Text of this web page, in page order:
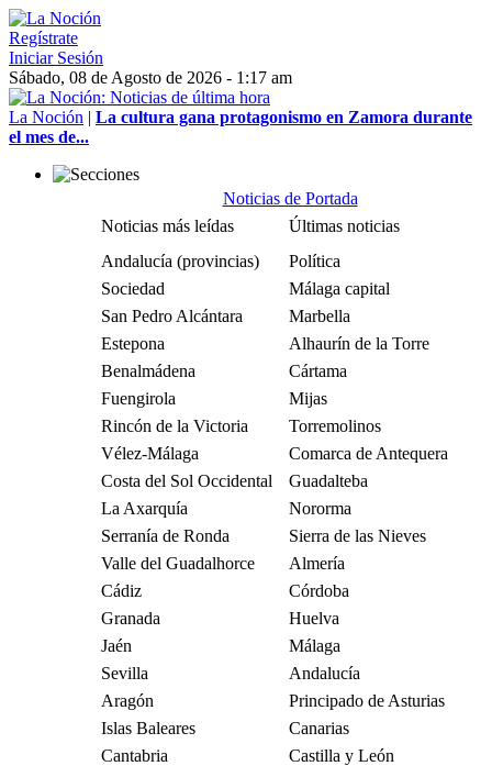
Regístrate
Iniciar Sesión
Sábado, 08 de Agosto de 2026 - 1:17 am
La Noción | La cultura gana protagonismo en Zamora durante
el mes de...
Noticias de Portada
Noticias más leídas
Últimas noticias
Andalucía (provincias)
Política
Sociedad
Málaga capital
San Pedro Alcántara
Marbella
Estepona
Alhaurín de la Torre
Benalmádena
Cártama
Fuengirola
Mijas
Rincón de la Victoria
Torremolinos
Vélez-Málaga
Comarca de Antequera
Costa del Sol Occidental
Guadalteba
La Axarquía
Nororma
Serranía de Ronda
Sierra de las Nieves
Valle del Guadalhorce
Almería
Cádiz
Córdoba
Granada
Huelva
Jaén
Málaga
Sevilla
Andalucía
Aragón
Principado de Asturias
Islas Baleares
Canarias
Cantabria
Castilla y León